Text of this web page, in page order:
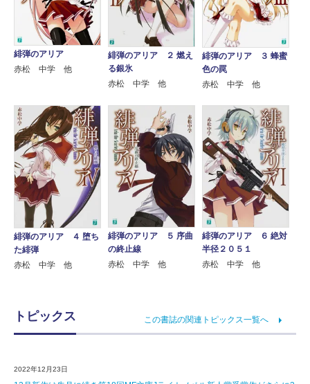
緋弾のアリア
赤松 中学 他
緋弾のアリア ２ 燃え
る銀氷
赤松 中学 他
緋弾のアリア ３ 蜂蜜
色の罠
赤松 中学 他
緋弾のアリア ４ 堕ち
た緋弾
赤松 中学 他
緋弾のアリア ５ 序曲
の終止線
赤松 中学 他
緋弾のアリア ６ 絶対
半径２０５１
赤松 中学 他
トピックス この書誌の関連トピックス一覧へ
2022年12月23日